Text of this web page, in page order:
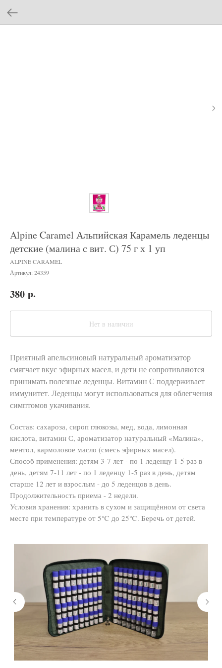
Alpine Caramel Альпийская Карамель леденцы
детские (малина с вит. С) 75 г х 1 уп
ALPINE CARAMEL
Артикул: 24359
380 р.
Нет в наличии
Приятный апельсиновый натуральный ароматизатор
смягчает вкус эфирных масел, и дети не сопротивляются
принимать полезные леденцы. Витамин С поддерживает
иммунитет. Леденцы могут использоваться для облегчения
симптомов укачивания.
Состав: сахароза, сироп глюкозы, мед, вода, лимонная
кислота, витамин С, ароматизатор натуральный «Малина»,
ментол, кармоловое масло (смесь эфирных масел).
Способ применения: детям 3-7 лет - по 1 леденцу 1-5 раз в
день, детям 7-11 лет - по 1 леденцу 1-5 раз в день, детям
старше 12 лет и взрослым - до 5 леденцов в день.
Продолжительность приема - 2 недели.
Условия хранения: хранить в сухом и защищённом от света
месте при температуре от 5℃ до 25℃. Беречь от детей.